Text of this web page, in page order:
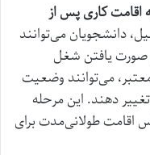
کاری پس از
دانشجویان می‌توانند
صورت یافتن شغل
می‌توانند وضعیت
دهند. این مرحله
اقامت طولانی‌مدت برای